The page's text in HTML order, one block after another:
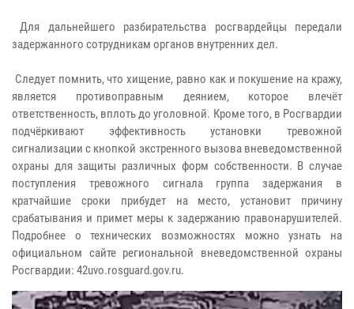
Для дальнейшего разбирательства росгвардейцы передали
задержанного сотрудникам органов внутренних дел.
Следует помнить, что хищение, равно как и покушение на кражу,
является противоправным деянием, которое влечёт
ответственность, вплоть до уголовной. Кроме того, в Росгвардии
подчёркивают эффективность установки тревожной
сигнализации с кнопкой экстренного вызова вневедомственной
охраны для защиты различных форм собственности. В случае
поступления тревожного сигнала группа задержания в
кратчайшие сроки прибудет на место, установит причину
срабатывания и примет меры к задержанию правонарушителей.
Подробнее о технических возможностях можно узнать на
официальном сайте региональной вневедомственной охраны
Росгвардии: 42uvo.rosguard.gov.ru.